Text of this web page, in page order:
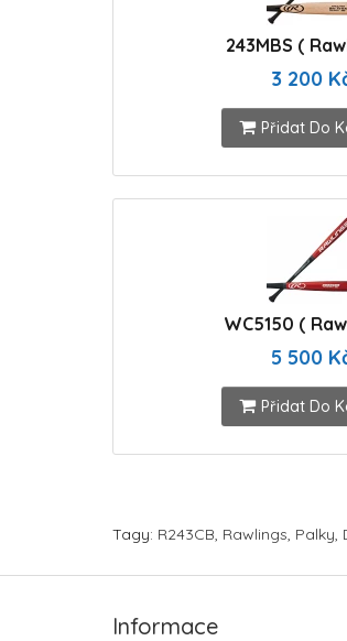
243MBS (
3 200
Přidat Do
WC5150 (
5 500
Přidat Do
Tagy: R243CB, Rawlings, Palky,
Informace